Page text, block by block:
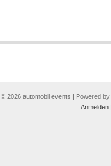
© 2026 automobil events | Powered by
Anmelden|